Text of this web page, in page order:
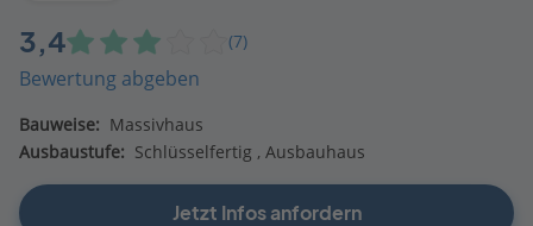
3,4 (7)
Bewertung abgeben
Bauweise: Massivhaus
Ausbaustufe: Schlüsselfertig Ausbauhaus
Jetzt Infos anfordern